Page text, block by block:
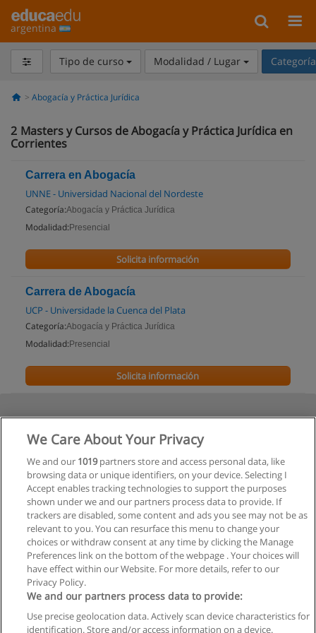
argentina
Tipo de curso Modalidad / Lugar
Abogacía y Práctica Jurídica
2 Masters y Cursos de Abogacía y Práctica Jurídica en
Corrientes
Carrera en Abogacía
UNNE - Universidad Nacional del Nordeste
Categoría:Abogacía y Práctica Jurídica
Modalidad: Presencial
Solicita información
Carrera de Abogacía
UCP - Universidade la Cuenca del Plata
Categoría:Abogacía y Práctica Jurídica
Modalidad: Presencial
Solicita información
Reglas de uso
We Care About Your Privacy
We and our 1019partners store and access personal data, like
browsing data or unique identifiers, on your device. Selecting I
Accept enables tracking technologies to support the purposes
shown under we and our partners process data to provide. If
trackers are disabled, some content and ads you see may not be as
relevant to you. You can resurface this menu to change your
choices or withdraw consent at any time by clicking the Manage
Preferences link on the bottom of the webpage . Your choices will
have effect within our Website. For more details, refer to our
Privacy Policy.
We and our partners process data to provide:
Use precise geolocation data. Actively scan device characteristics for
identification. Store and/or access information on a device.